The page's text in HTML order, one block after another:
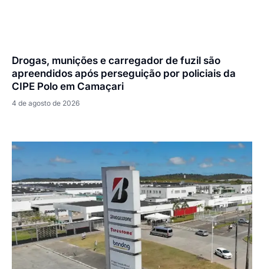
Drogas, munições e carregador de fuzil são
apreendidos após perseguição por policiais da
CIPE Polo em Camaçari
4 de agosto de 2026